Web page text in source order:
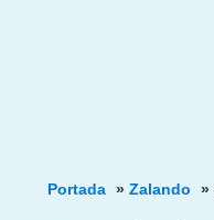
Portada » Zalando »